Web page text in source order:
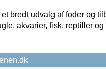
bredt udvalg af foder og
akvarier, fisk, reptiller